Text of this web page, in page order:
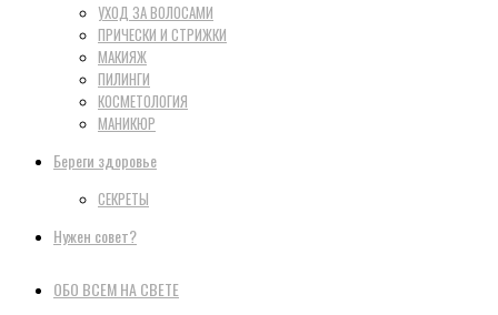
УХОД ЗА ВОЛОСАМИ
ПРИЧЕСКИ И СТРИЖКИ
МАКИЯЖ
ПИЛИНГИ
КОСМЕТОЛОГИЯ
МАНИКЮР
Береги здоровье
СЕКРЕТЫ
Нужен совет?
ОБО ВСЕМ НА СВЕТЕ